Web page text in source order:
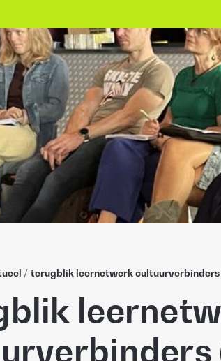
/ terugblik leernetwerk cultuurverbinders